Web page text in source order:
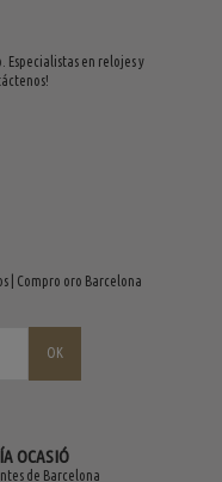
Especialistas en relojes y
| Compro oro Barcelona
OCASIÓ
de Barcelona